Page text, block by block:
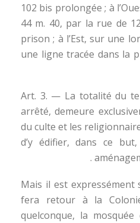
102 bis prolongée ; à
44 m. 40, par la rue de
prison ; à l’Est, sur une
une ligne tracée dans la
Art. 3. — La totalité du
arrêté, demeure
du culte et les
d’y édifier, dans ce
Mais il est
fera retour à la
quelconque, la